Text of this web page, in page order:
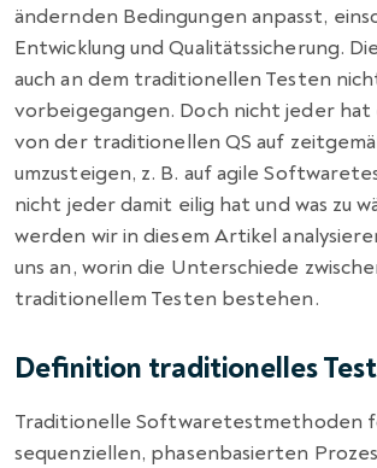
ändernden Bedingungen anpasst,
Entwicklung und Qualitätssicherung.
auch an dem traditionellen Testen
vorbeigegangen. Doch nicht jeder hat
von der traditionellen QS auf
umzusteigen, z. B. auf agile
nicht jeder damit eilig hat und was zu
werden wir in diesem Artikel
uns an, worin die Unterschiede
traditionellem Testen bestehen.
Definition traditionelles
Traditionelle Softwaretestmethoden
sequenziellen, phasenbasierten